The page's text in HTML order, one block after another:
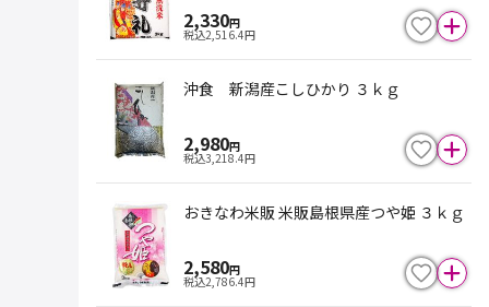
2,330円
税込2,516.4円
沖食 新潟産こしひかり ３ｋｇ
2,980円
税込3,218.4円
おきなわ米販 米販島根県産つや姫 ３ｋｇ
2,580円
税込2,786.4円